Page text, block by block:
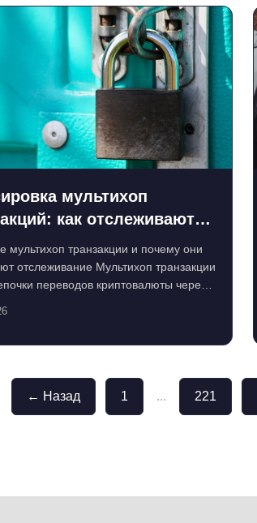
мультихоп
как отслеживают
переводы и
мультихоп транзакции и почему они
отслеживание Мультихоп транзакции
переводов криптовалюты через
← Назад 1 ... 221